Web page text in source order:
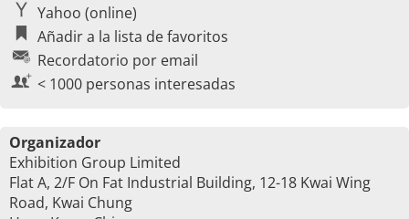
Yahoo (online)
Añadir a la lista de favoritos
Recordatorio por email
< 1000 personas interesadas
Organizador
Exhibition Group Limited
Flat A, 2/F On Fat Industrial Building, 12-18 Kwai Wing
Road, Kwai Chung